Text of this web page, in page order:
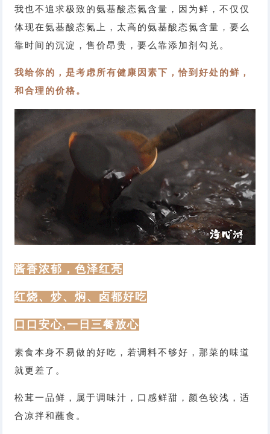
我也不追求极致的氨基酸态氮含量，因为鲜，不仅仅
体现在氨基酸态氮上，太高的氨基酸态氮含量，要么
靠时间的沉淀，售价昂贵，要么靠添加剂勾兑。
我给你的，是考虑所有健康因素下，恰到好处的鲜，
和合理的价格。
酱香浓郁，色泽红亮
红烧、炒、焖、卤都好吃
口口安心,一日三餐放心
素食本身不易做的好吃，若调料不够好，那菜的味道
就更差了。
松茸一品鲜，属于调味汁，口感鲜甜，颜色较浅，适
合凉拌和蘸食。